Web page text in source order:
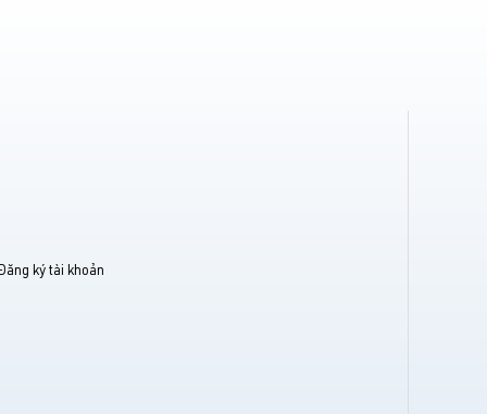
ký tài khoản